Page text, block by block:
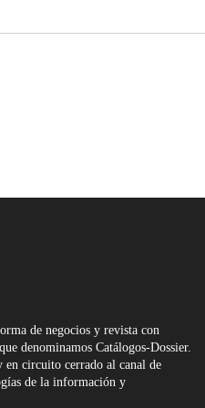
de negocios y revista con
denominamos Catálogos-Dossier.
circuito cerrado al canal de
de la información y